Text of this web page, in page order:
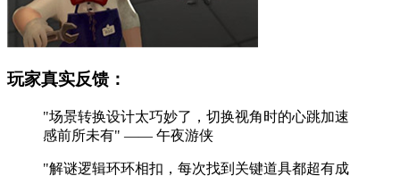
玩家真实反馈：
"场景转换设计太巧妙了，切换视角时的心跳加速
感前所未有" —— 午夜游侠
"解谜逻辑环环相扣，每次找到关键道具都超有成